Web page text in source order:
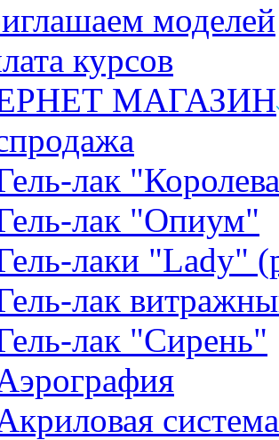
моделей
курсов
МАГАЗИН
лак
лак "Опиум"
лаки "Lady"
лак
лак "Сирень"
система